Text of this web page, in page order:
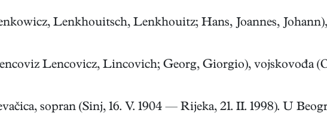
Lenkhouitsch, Lenkhouitz; Hans, Joannes, Johann),
Lencovicz, Lincovich; Georg, Giorgio), vojskovođa
sopran (Sinj, 16. V. 1904 — Rijeka, 21. II. 1998). U